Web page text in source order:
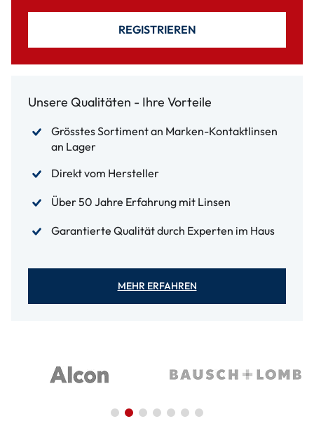
REGISTRIEREN
Unsere Qualitäten - Ihre Vorteile
Grösstes Sortiment an Marken-Kontaktlinsen
an Lager
Direkt vom Hersteller
Über 50 Jahre Erfahrung mit Linsen
Garantierte Qualität durch Experten im Haus
MEHR ERFAHREN